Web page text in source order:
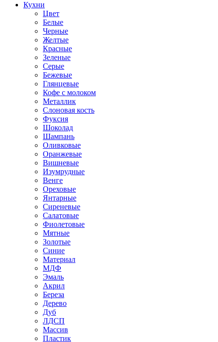
Кухни
Цвет
Белые
Черные
Желтые
Красные
Зеленые
Серые
Бежевые
Глянцевые
Кофе с молоком
Металлик
Слоновая кость
Фуксия
Шоколад
Шампань
Оливковые
Оранжевые
Вишневые
Изумрудные
Венге
Ореховые
Янтарные
Сиреневые
Салатовые
Фиолетовые
Мятные
Золотые
Синие
Материал
МДФ
Эмаль
Акрил
Береза
Дерево
Дуб
ЛДСП
Массив
Пластик